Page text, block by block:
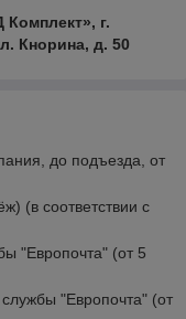
г.
Кнорина, д. 50
до подъезда, от
(в соответствии с
"Европочта" (от 5
"Европочта" (от